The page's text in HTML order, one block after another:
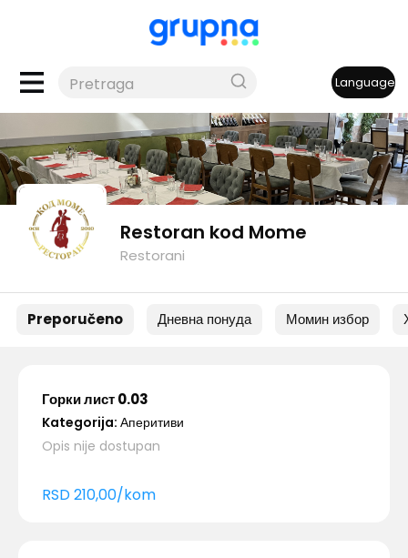
Language
Restoran kod Mome
Restorani
Preporučeno Дневна понуда Момин избор
Горки лист 0.03
Kategorija: Аперитиви
Opis nije dostupan
RSD210,00/kom